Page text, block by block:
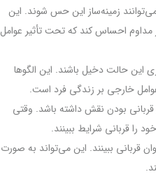
زمینه‌ساز این حس شوند. این
مداوم احساس کند که تحت تأثیر عوامل
این حالت دخیل باشند. این الگوها
خارجی بر زندگی فرد است.
بودن نقش داشته باشد. وقتی
قربانی شرایط ببینند.
قربانی ببینند. این می‌تواند به صورت